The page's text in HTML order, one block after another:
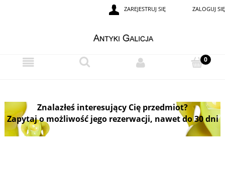
ZAREJESTRUJ SIĘ ZALOGUJ SIĘ
Znalazłeś interesujący Cię przedmiot?
Zapytaj o możliwość jego rezerwacji, nawet do 30 dni